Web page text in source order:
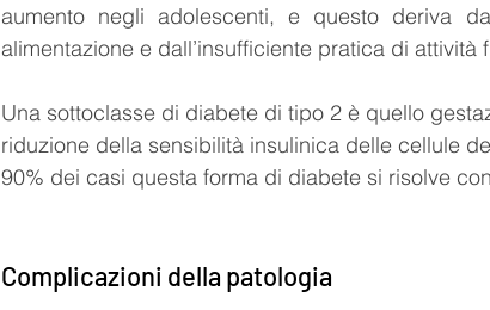
aumento negli adolescenti, e questo deriva
alimentazione e dall’insufficiente pratica di attività
Una sottoclasse di diabete di tipo 2 è quello
riduzione della sensibilità insulinica delle cellule
90% dei casi questa forma di diabete si risolve
Complicazioni della patologia